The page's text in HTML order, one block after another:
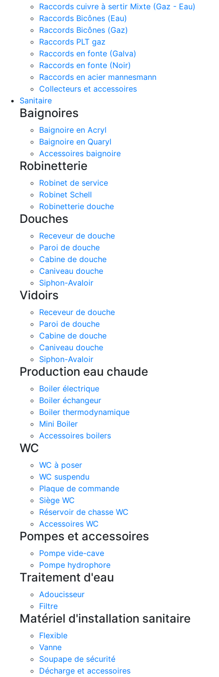
Raccords cuivre à sertir Mixte (Gaz - Eau)
Raccords Bicônes (Eau)
Raccords Bicônes (Gaz)
Raccords PLT gaz
Raccords en fonte (Galva)
Raccords en fonte (Noir)
Raccords en acier mannesmann
Collecteurs et accessoires
Sanitaire
Baignoires
Baignoire en Acryl
Baignoire en Quaryl
Accessoires baignoire
Robinetterie
Robinet de service
Robinet Schell
Robinetterie douche
Douches
Receveur de douche
Paroi de douche
Cabine de douche
Caniveau douche
Siphon-Avaloir
Vidoirs
Receveur de douche
Paroi de douche
Cabine de douche
Caniveau douche
Siphon-Avaloir
Production eau chaude
Boiler électrique
Boiler échangeur
Boiler thermodynamique
Mini Boiler
Accessoires boilers
WC
WC à poser
WC suspendu
Plaque de commande
Siège WC
Réservoir de chasse WC
Accessoires WC
Pompes et accessoires
Pompe vide-cave
Pompe hydrophore
Traitement d'eau
Adoucisseur
Filtre
Matériel d'installation sanitaire
Flexible
Vanne
Soupape de sécurité
Décharge et accessoires